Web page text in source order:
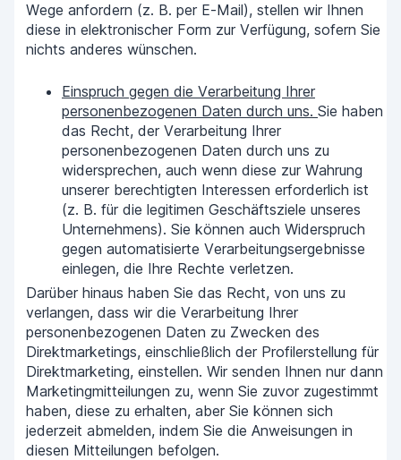
Wege anfordern (z. B. per E-Mail), stellen wir Ihnen
diese in elektronischer Form zur Verfügung, sofern Sie
nichts anderes wünschen.
Einspruch gegen die Verarbeitung Ihrer
personenbezogenen Daten durch uns. Sie haben
das Recht, der Verarbeitung Ihrer
personenbezogenen Daten durch uns zu
widersprechen, auch wenn diese zur Wahrung
unserer berechtigten Interessen erforderlich ist
(z. B. für die legitimen Geschäftsziele unseres
Unternehmens). Sie können auch Widerspruch
gegen automatisierte Verarbeitungsergebnisse
einlegen, die Ihre Rechte verletzen.
Darüber hinaus haben Sie das Recht, von uns zu
verlangen, dass wir die Verarbeitung Ihrer
personenbezogenen Daten zu Zwecken des
Direktmarketings, einschließlich der Profilerstellung für
Direktmarketing, einstellen. Wir senden Ihnen nur dann
Marketingmitteilungen zu, wenn Sie zuvor zugestimmt
haben, diese zu erhalten, aber Sie können sich
jederzeit abmelden, indem Sie die Anweisungen in
diesen Mitteilungen befolgen.